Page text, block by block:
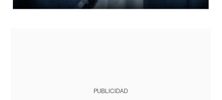
PUBLICIDAD